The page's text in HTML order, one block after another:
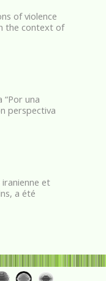
of violence
the context of
“Por una
perspectiva
et
a été